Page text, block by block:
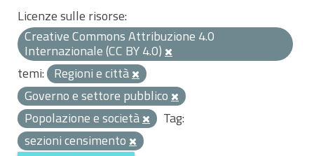
Licenze sulle risorse:
Creative Commons Attribuzione 4.0
Internazionale (CC BY 4.0)
temi: Regioni e città
Governo e settore pubblico
Popolazione e società
Tag:
sezioni censimento